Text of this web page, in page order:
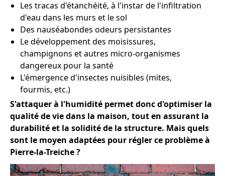
Les tracas d'étanchéité, à l'instar de l'infiltration
d'eau dans les murs et le sol
Des nauséabondes odeurs persistantes
Le développement des moisissures,
champignons et autres micro-organismes
dangereux pour la santé
L'émergence d'insectes nuisibles (mites,
fourmis, etc.)
S'attaquer à l'humidité permet donc d'optimiser la
qualité de vie dans la maison, tout en assurant la
durabilité et la solidité de la structure. Mais quels
sont le moyen adaptées pour régler ce problème à
Pierre-la-Treiche ?